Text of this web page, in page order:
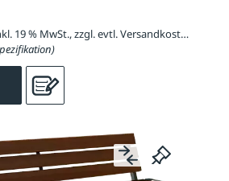
1.105,51 € / Stück inkl. 19 % MwSt., zzgl. evtl. Versandkosten